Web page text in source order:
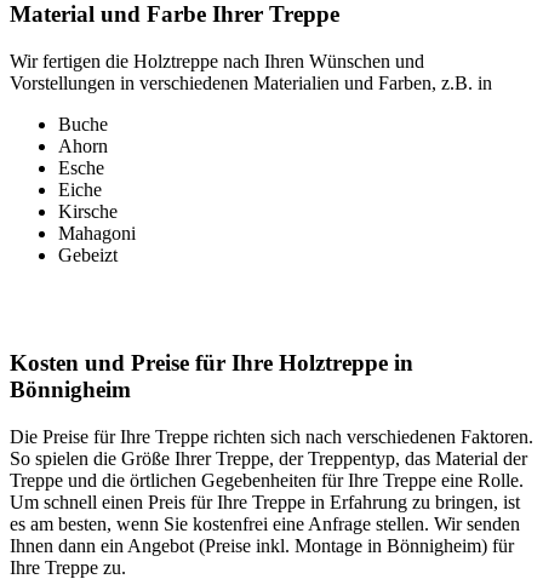
Material und Farbe Ihrer Treppe
Wir fertigen die Holztreppe nach Ihren Wünschen und
Vorstellungen in verschiedenen Materialien und Farben, z.B. in
Buche
Ahorn
Esche
Eiche
Kirsche
Mahagoni
Gebeizt
Kosten und Preise für Ihre Holztreppe in
Bönnigheim
Die Preise für Ihre Treppe richten sich nach verschiedenen Faktoren.
So spielen die Größe Ihrer Treppe, der Treppentyp, das Material der
Treppe und die örtlichen Gegebenheiten für Ihre Treppe eine Rolle.
Um schnell einen Preis für Ihre Treppe in Erfahrung zu bringen, ist
es am besten, wenn Sie kostenfrei eine Anfrage stellen. Wir senden
Ihnen dann ein Angebot (Preise inkl. Montage in Bönnigheim) für
Ihre Treppe zu.